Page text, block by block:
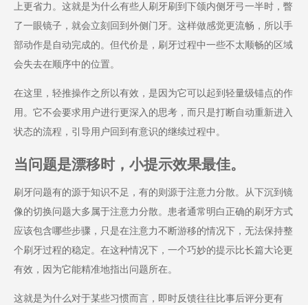
上更省力。这就是为什么有些人刷牙刷到下颌内侧牙弓一半时，瞥
了一眼镜子，就会立刻回到外侧门牙。这样做感觉更流畅，所以手
部动作是自动完成的。但代价是，刷牙过程中一些不太顺畅的区域
会失去在顺序中的位置。
在这里，轻推操作之所以有效，是因为它可以起到轻量级锚点的作
用。它不会要求用户进行更深入的思考，而只是打断自动重新进入
状态的流程，引导用户回到有意识的继续过程中。
当问题是漂移时，小提示效果最佳。
刷牙问题有的源于知识不足，有的则源于注意力分散。从下沉到镜
像的切换问题大多属于注意力分散。患者通常明白正确的刷牙方式
应该包含哪些步骤，只是在注意力不断游移的情况下，无法保持整
个刷牙过程的稳定。在这种情况下，一个巧妙的提示比长篇大论更
有效，因为它能精准地指出问题所在。
这就是为什么对于某些习惯而言，即时反馈往往比事后评分更有